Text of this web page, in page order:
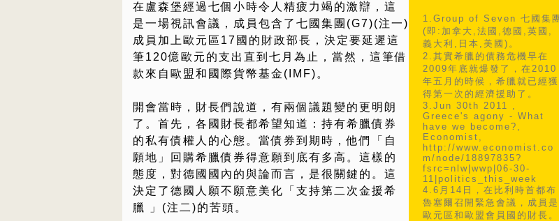
1.Group of Seven 七國集團
(即:加拿大,法國,德國,英國,
義大利,日本,美國)。
2.其實希臘的債務危機早在
2009年底就爆發了，在2010
年五月的時候，希臘就已經獲
得第一次的經濟援助了。
3.Jun 30th 2011 ,
Greece's agony - What
have we become?,
Economist,
http://www.economist.co
m/node/18897835?
fsrc=nlw|wwp|06-30-
11|politics_this_week
4.6月14日，在比利時首都布
魯塞爾召開緊急會議，成員是
歐元區和歐盟會員國的財長。
在盧森堡經過七個小時令人精疲力竭的激辯，這
是一場視訊會議，成員包含了七國集團(G7)(注一)
成員加上歐元區17國的財政部長，決定要延遲這
筆120億歐元的支出直到七月為止，當然，這筆借
款來自歐盟和國際貨幣基金(IMF)。
開會當時，財長們說道，有兩個議題變的更明朗
了。首先，各國財長都希望知道：持有希臘債券
的私有債權人的心態。當債券到期時，他們「自
願地」回購希臘債券得意願到底有多高。這樣的
態度，對德國國內的與論而言，是很關鍵的。這
決定了德國人願不願意美化「支持第二次金援希
臘 」(注二)的苦頭。